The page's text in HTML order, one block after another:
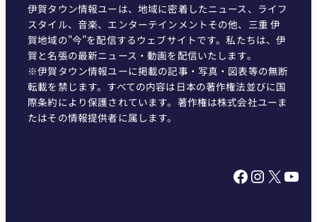
伊賀タウン情報ユーは、地域に密着したニュース、ライフ
スタイル、音楽、エンターテインメントその他、三重 伊
賀地域の"今"を配信するウェブサイトです。私たちは、伊
賀と名張の最新ニュース・動画を配信いたします。
※伊賀タウン情報ユーに掲載の記事・写真・図表等の無断
転載を禁じます。すべての内容は日本の著作権法並びに国
際条約により保護されています。著作権は株式会社ユーま
たはその情報提供者に属します。
Facebook InstagramX YouTube